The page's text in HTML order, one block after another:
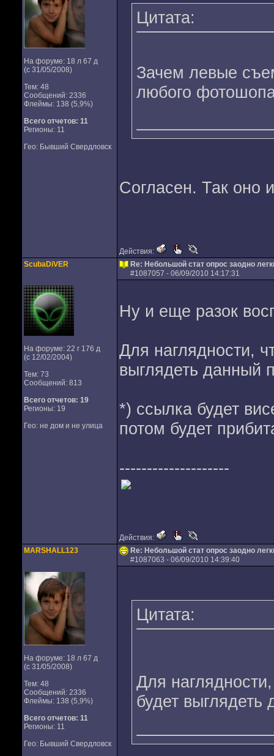
На форуме: 18 л 67 д
(с 31/05/2008)
Тем: 48
Сообщений: 2336
Флеймы: 138 (5,9%)
Всего отчетов: 11
Регионы: 11
Гео: Бывший Свердловск
Цитата:
Зачем левые
любого
Согласен. Так оно
Действия:
ScubaDiVER
На форуме: 22 г 176 д
(с 12/02/2004)
Тем: 73
Сообщений: 813
Всего отчетов: 19
Регионы: 19
Гео: не дом и не улица
Re: Небольшой стат опрос заодно
#1087057 - 06/09/2010 14:17:31
Ну и еще разок
Для наглядности,
выглядеть данный
*) ссылка будет
потом будет
--------------------
Действия:
MARSHALL123
На форуме: 18 л 67 д
(с 31/05/2008)
Тем: 48
Сообщений: 2336
Флеймы: 138 (5,9%)
Всего отчетов: 11
Регионы: 11
Гео: Бывший Свердловск
Re: Небольшой стат опрос заодно
#1087063 - 06/09/2010 14:39:40
Цитата:
Для
будет выглядеть